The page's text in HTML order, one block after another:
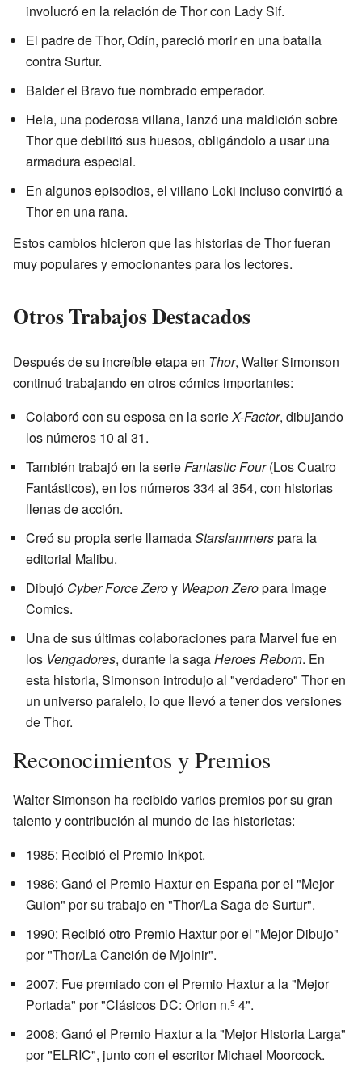
involucró en la relación de Thor con Lady Sif.
El padre de Thor, Odín, pareció morir en una batalla
contra Surtur.
Balder el Bravo fue nombrado emperador.
Hela, una poderosa villana, lanzó una maldición sobre
Thor que debilitó sus huesos, obligándolo a usar una
armadura especial.
En algunos episodios, el villano Loki incluso convirtió a
Thor en una rana.
Estos cambios hicieron que las historias de Thor fueran
muy populares y emocionantes para los lectores.
Otros Trabajos Destacados
Después de su increíble etapa en Thor, Walter Simonson
continuó trabajando en otros cómics importantes:
Colaboró con su esposa en la serieX-Factor, dibujando
los números 10 al 31.
También trabajó en la serieFantastic Four(Los Cuatro
Fantásticos), en los números 334 al 354, con historias
llenas de acción.
Creó su propia serie llamadaStarslammerspara la
editorial Malibu.
Dibujó Cyber Force Zeroy Weapon Zeropara Image
Comics.
Una de sus últimas colaboraciones para Marvel fue en
los Vengadores, durante la sagaHeroes Reborn. En
esta historia, Simonson introdujo al "verdadero" Thor en
un universo paralelo, lo que llevó a tener dos versiones
de Thor.
Reconocimientos y Premios
Walter Simonson ha recibido varios premios por su gran
talento y contribución al mundo de las historietas:
1985: Recibió el Premio Inkpot.
1986: Ganó el Premio Haxtur en España por el "Mejor
Guion" por su trabajo en "Thor/La Saga de Surtur".
1990: Recibió otro Premio Haxtur por el "Mejor Dibujo"
por "Thor/La Canción de Mjolnir".
2007: Fue premiado con el Premio Haxtur a la "Mejor
Portada" por "Clásicos DC: Orion n.º 4".
2008: Ganó el Premio Haxtur a la "Mejor Historia Larga"
por "ELRIC", junto con el escritor Michael Moorcock.